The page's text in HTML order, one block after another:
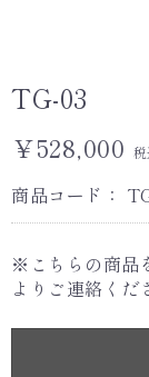
TG-03
￥528,000
商品コード：
※こちらの商品
よりご連絡くだ